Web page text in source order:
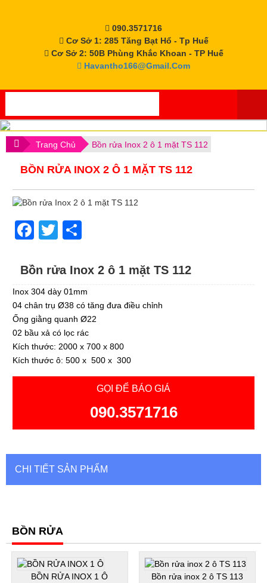
090.3571716
Cơ Sở 1: 285 Tăng Bạt Hổ - Tp Huế
Cơ Sở 2: 50B Phùng Khắc Khoan - TP Huế
Havantho166@gmail.com
Trang Chủ Bồn rửa Inox 2 ô 1 mặt TS 112
BỒN RỬA INOX 2 Ô 1 MẶT TS 112
Facebook
Twitter
Bồn rửa Inox 2 ô 1 mặt TS 112
Inox 304 dày 01mm
04 chân trụ Ø38 có tăng đưa điều chỉnh
Ống giằng quanh Ø22
02 bầu xả có lọc rác
Kích thước: 2000 x 700 x 800
Kích thước ô: 500 x 500 x 300
GỌI ĐỂ BÁO GIÁ
090.3571716
CHI TIẾT SẢN PHẨM
BỒN RỬA
BỒN RỬA INOX 1 Ô Bồn rửa inox 2 ô TS 113